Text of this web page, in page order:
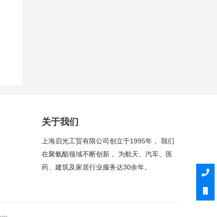
关于我们
上海启光工贸有限公司创立于1995年， 我们
在聚氨酯领域不断创新， 为航天、汽车、医
药、建筑及家居行业服务达30余年。